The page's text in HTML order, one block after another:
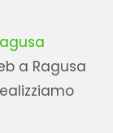
a Ragusa